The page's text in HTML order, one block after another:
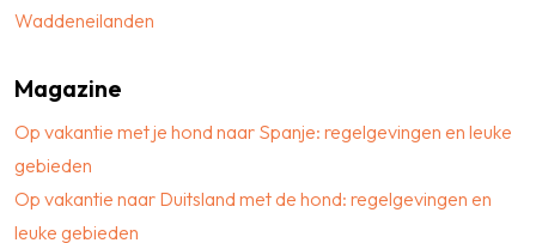
Waddeneilanden
Magazine
Op vakantie met je hond naar Spanje: regelgevingen en leuke
gebieden
Op vakantie naar Duitsland met de hond: regelgevingen en
leuke gebieden